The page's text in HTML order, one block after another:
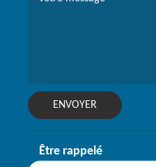
Être rappelé